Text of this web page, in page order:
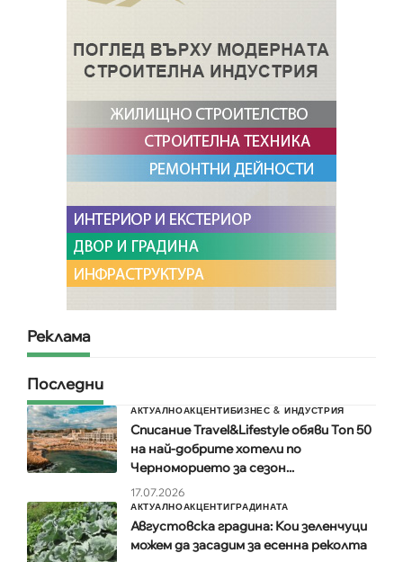
Реклама
Последни
АКТУАЛНОАКЦЕНТИБИЗНЕС & ИНДУСТРИЯ
Списание Travel&Lifestyle обяви Топ 50
на най-добрите хотели по
Черноморието за сезон...
17.07.2026
АКТУАЛНОАКЦЕНТИГРАДИНАТА
Августовска градина: Кои зеленчуци
можем да засадим за есенна реколта